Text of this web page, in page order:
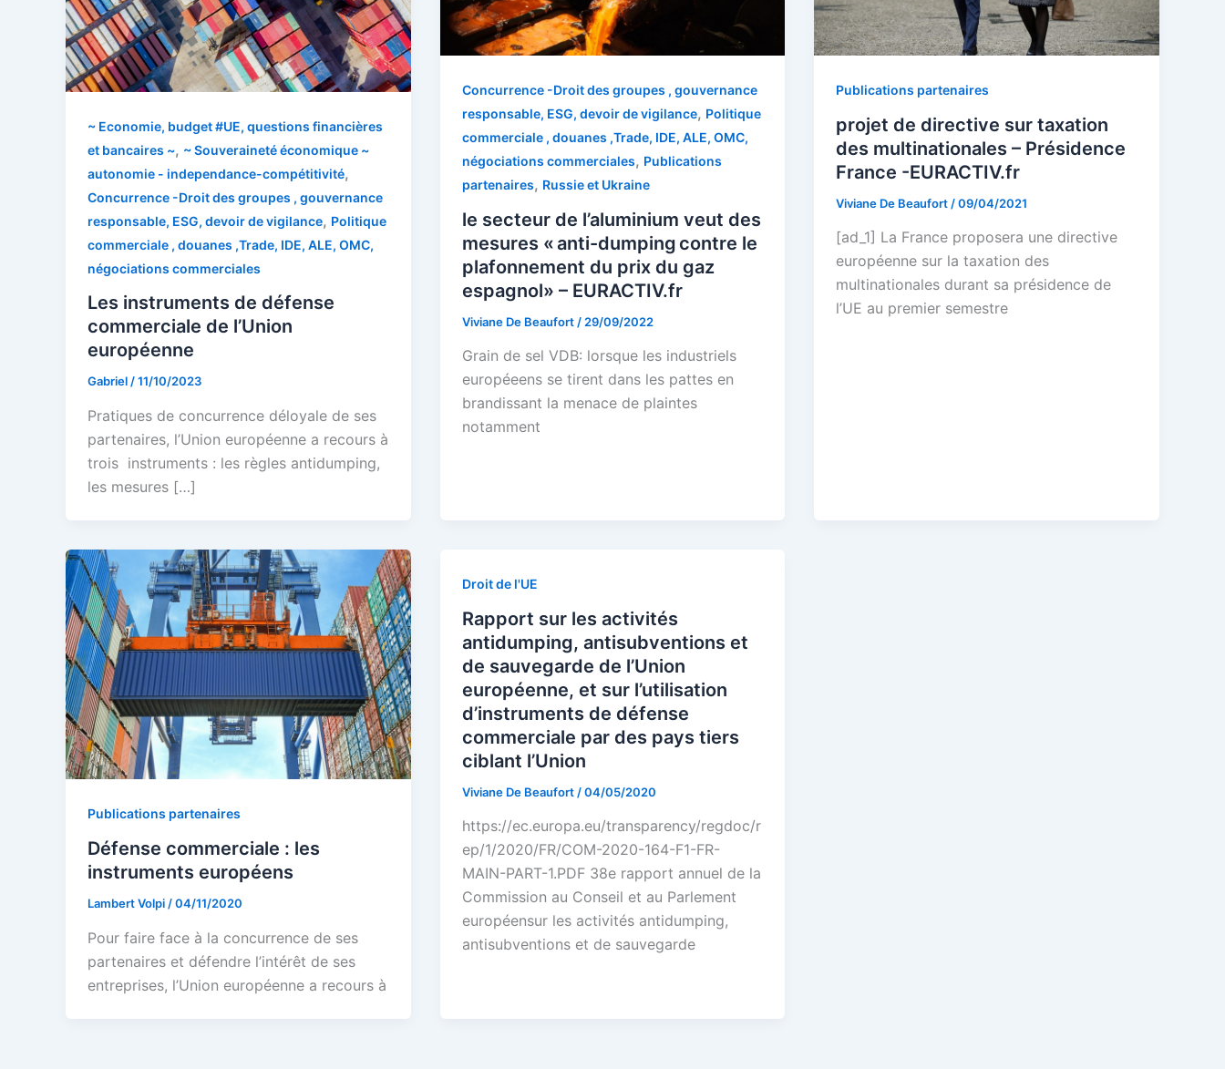
~ Economie, budget #UE, questions financières
et bancaires ~, ~ Souveraineté économique ~
autonomie - independance-compétitivité,
Concurrence -Droit des groupes , gouvernance
responsable, ESG, devoir de vigilance, Politique
commerciale , douanes ,Trade, IDE, ALE, OMC,
négociations commerciales
Les instruments de défense
commerciale de l’Union
européenne
Gabriel/11/10/2023
Pratiques de concurrence déloyale de ses
partenaires, l’Union européenne a recours à
trois instruments : les règles antidumping,
les mesures […]
Concurrence -Droit des groupes , gouvernance
responsable, ESG, devoir de vigilance, Politique
commerciale , douanes ,Trade, IDE, ALE, OMC,
négociations commerciales, Publications
partenaires, Russie et Ukraine
le secteur de l’aluminium veut des
mesures « anti-dumping contre le
plafonnement du prix du gaz
espagnol» – EURACTIV.fr
Viviane De Beaufort / 29/09/2022
Grain de sel VDB: lorsque les industriels
européeens se tirent dans les pattes en
brandissant la menace de plaintes
notamment
Publications partenaires
projet de directive sur taxation
des multinationales – Présidence
France -EURACTIV.fr
Viviane De Beaufort /09/04/2021
[ad_1] La France proposera une directive
européenne sur la taxation des
multinationales durant sa présidence de
l’UE au premier semestre
Publications partenaires
Défense commerciale : les
instruments européens
Lambert Volpi /04/11/2020
Pour faire face à la concurrence de ses
partenaires et défendre l’intérêt de ses
entreprises, l’Union européenne a recours à
Droit de l'UE
Rapport sur les activités
antidumping, antisubventions et
de sauvegarde de l’Union
européenne, et sur l’utilisation
d’instruments de défense
commerciale par des pays tiers
ciblant l’Union
Viviane De Beaufort /04/05/2020
https://ec.europa.eu/transparency/regdoc/r
ep/1/2020/FR/COM-2020-164-F1-FR-
MAIN-PART-1.PDF 38e rapport annuel de la
Commission au Conseil et au Parlement
européensur les activités antidumping,
antisubventions et de sauvegarde